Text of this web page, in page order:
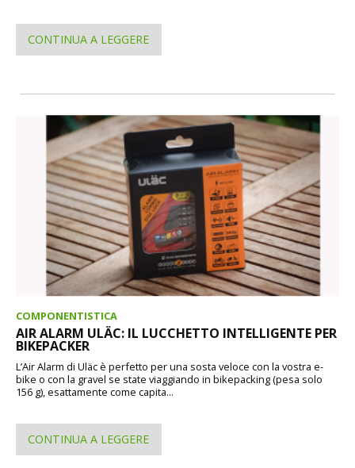
CONTINUA A LEGGERE
COMPONENTISTICA
AIR ALARM ULÄC: IL LUCCHETTO INTELLIGENTE PER
BIKEPACKER
L’Air Alarm di Uläc è perfetto per una sosta veloce con la vostra e-
bike o con la gravel se state viaggiando in bikepacking (pesa solo
156 g), esattamente come capita...
CONTINUA A LEGGERE